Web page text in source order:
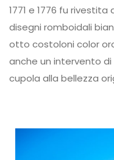
1771 e 1776 fu
disegni romboidali
otto costoloni color
anche un intervento
cupola alla bellezza